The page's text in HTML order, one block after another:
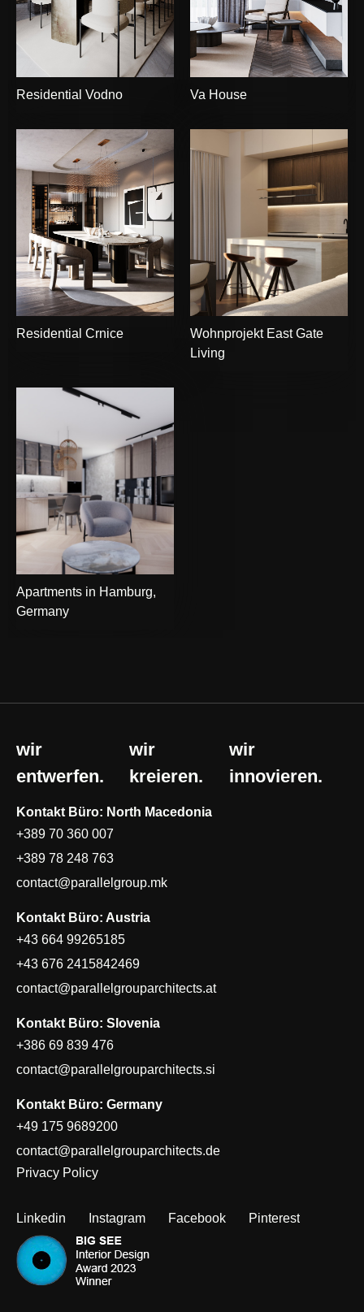
Residential Vodno Va House
Residential Crnice
Wohnprojekt East Gate
Living
Apartments in Hamburg,
Germany
wir
entwerfen.
wir
kreieren.
wir
innovieren.
Kontakt Büro: North Macedonia
+389 70 360 007
+389 78 248 763
contact@parallelgroup.mk
Kontakt Büro: Austria
+43 664 99265185
+43 676 2415842469
contact@parallelgrouparchitects.at
Kontakt Büro: Slovenia
+386 69 839 476
contact@parallelgrouparchitects.si
Kontakt Büro: Germany
+49 175 9689200
contact@parallelgrouparchitects.de
Privacy Policy
Linkedin Instagram Facebook Pinterest